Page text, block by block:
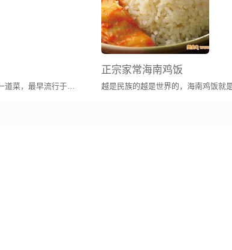
正宗家常海南鸡饭